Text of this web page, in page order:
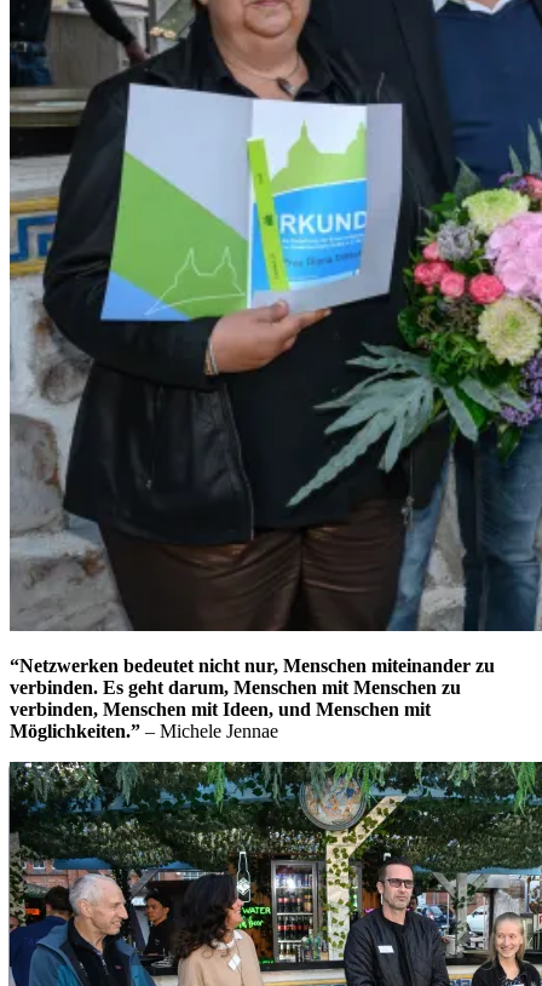
“Netzwerken bedeutet nicht nur, Menschen miteinander zu
verbinden. Es geht darum, Menschen mit Menschen zu
verbinden, Menschen mit Ideen, und Menschen mit
Möglichkeiten.” – Michele Jennae